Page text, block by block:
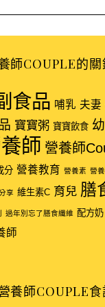
師COUPLE的關
食品 哺乳 夫妻
寶寶粥 寶寶飲食
師 營養師
分 營養教育 營養素 營
享 維生素C 育兒 膳
過年別忘了膳食纖維 配方奶
師
養師COUPLE食